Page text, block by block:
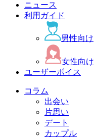
ニュース
利用ガイド
男性向け
女性向け
ユーザーボイス
コラム
出会い
片思い
デート
カップル